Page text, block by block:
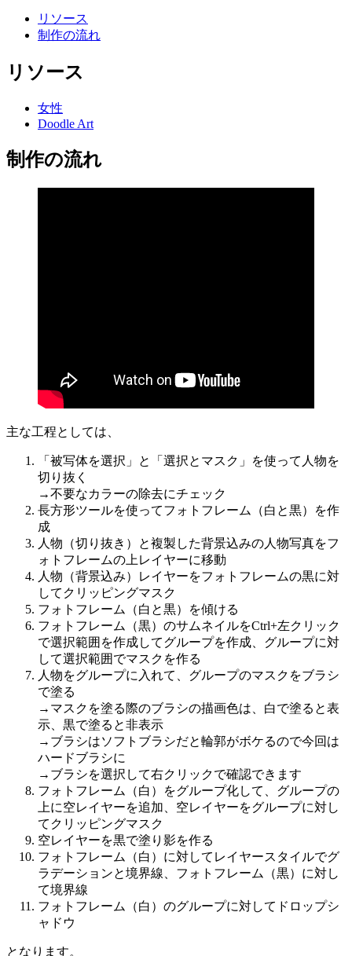
リソース
制作の流れ
リソース
女性
Doodle Art
制作の流れ
主な工程としては、
「被写体を選択」と「選択とマスク」を使って人物を
切り抜く
→不要なカラーの除去にチェック
長方形ツールを使ってフォトフレーム（白と黒）を作
成
人物（切り抜き）と複製した背景込みの人物写真をフ
ォトフレームの上レイヤーに移動
人物（背景込み）レイヤーをフォトフレームの黒に対
してクリッピングマスク
フォトフレーム（白と黒）を傾ける
フォトフレーム（黒）のサムネイルをCtrl+左クリック
で選択範囲を作成してグループを作成、グループに対
して選択範囲でマスクを作る
人物をグループに入れて、グループのマスクをブラシ
で塗る
→マスクを塗る際のブラシの描画色は、白で塗ると表
示、黒で塗ると非表示
→ブラシはソフトブラシだと輪郭がボケるので今回は
ハードブラシに
→ブラシを選択して右クリックで確認できます
フォトフレーム（白）をグループ化して、グループの
上に空レイヤーを追加、空レイヤーをグループに対し
てクリッピングマスク
空レイヤーを黒で塗り影を作る
フォトフレーム（白）に対してレイヤースタイルでグ
ラデーションと境界線、フォトフレーム（黒）に対し
て境界線
フォトフレーム（白）のグループに対してドロップシ
ャドウ
となります。